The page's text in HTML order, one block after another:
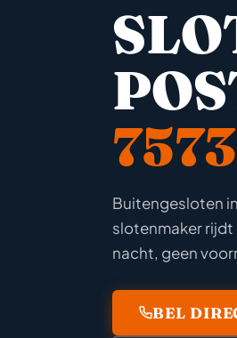
Buitengesloten
slotenmaker rijdt
nacht, geen
BEL